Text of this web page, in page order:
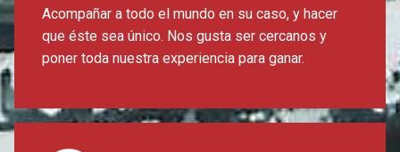
Acompañar a todo el mundo en su caso, y hacer
que éste sea único. Nos gusta ser cercanos y
poner toda nuestra experiencia para ganar.